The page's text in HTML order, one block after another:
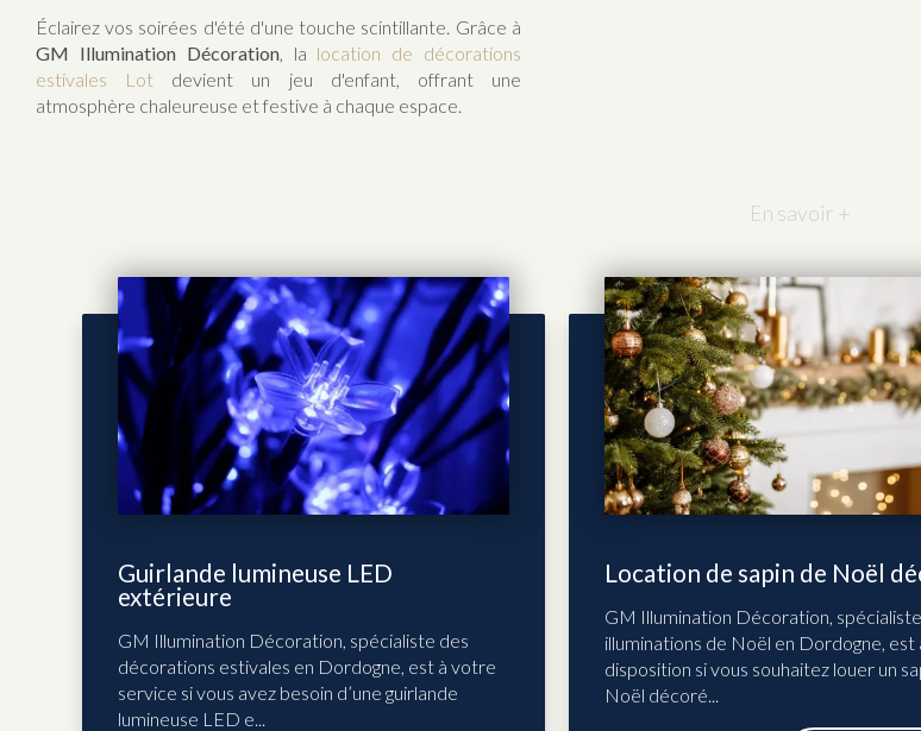
Éclairez vos soirées d'été d'une touche scintillante. Grâce à
GM Illumination Décoration, la location de décorations
estivales Lot devient un jeu d'enfant, offrant une
atmosphère chaleureuse et festive à chaque espace.
En savoir +
Guirlande lumineuse LED
extérieure
GM Illumination Décoration, spécialiste des
décorations estivales en Dordogne, est à votre
service si vous avez besoin d’une guirlande
lumineuse LED e...
Location de sapin de Noël
GM Illumination Décoration,
illuminations de Noël en Dordogne, est
disposition si vous souhaitez louer un
Noël décoré...